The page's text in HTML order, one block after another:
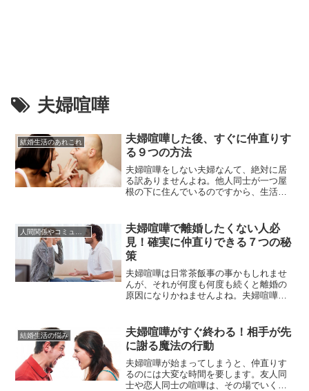
夫婦喧嘩
結婚生活のあれこれ
夫婦喧嘩した後、すぐに仲直りす
る９つの方法
夫婦喧嘩をしない夫婦なんて、絶対に居
る訳ありませんよね。他人同士が一つ屋
根の下に住んでいるのですから、生活習
婦喧嘩をするのは仕方ないことですか
ら、大事なのはきちんと「仲直り」が出
来るか？出来ないか？という事だと思い
ます。いつまでも家庭の中が険悪なム...
人間関係やコミュニケーションの術
夫婦喧嘩で離婚したくない人必
見！確実に仲直りできる７つの秘
策
夫婦喧嘩は日常茶飯事の事かもしれませ
んが、それが何度も何度も続くと離婚の
原因になりかねませんよね。夫婦喧嘩を
が、中には冷戦期間が１週間～３か月も
の間あったというご夫婦もいます。冷戦
期間が長くなればなるほど、家庭内の雰
囲気も悪くなりますので、いつの間に...
結婚生活の悩み
夫婦喧嘩がすぐ終わる！相手が先
に謝る魔法の行動
夫婦喧嘩が始まってしまうと、仲直りす
るのには大変な時間を要します。友人同
士や恋人同士の喧嘩は、その場でいくら